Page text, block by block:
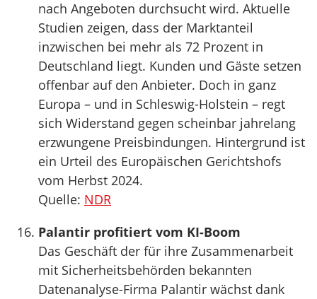
nach Angeboten durchsucht wird. Aktuelle
Studien zeigen, dass der Marktanteil
inzwischen bei mehr als 72 Prozent in
Deutschland liegt. Kunden und Gäste setzen
offenbar auf den Anbieter. Doch in ganz
Europa – und in Schleswig-Holstein – regt
sich Widerstand gegen scheinbar jahrelang
erzwungene Preisbindungen. Hintergrund ist
ein Urteil des Europäischen Gerichtshofs
vom Herbst 2024.
Quelle: NDR
Palantir profitiert vom KI-Boom
Das Geschäft der für ihre Zusammenarbeit
mit Sicherheitsbehörden bekannten
Datenanalyse-Firma Palantir wächst dank